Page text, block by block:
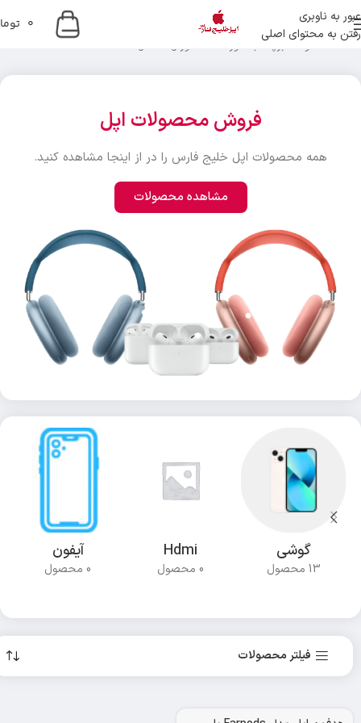
عبور به ناوبری
رفتن به محتوای اصلی
0
خانه محصولات برچسب خورده “کانکتور Lightning”
فروش محصولات اپل
همه محصولات اپل خلیج فارس را در از اینجا مشاهده کنید.
مشاهده محصولات
گوشی
13 محصول
Hdmi
0 محصول
آیفون
0 محصول
فیلتر محصولات